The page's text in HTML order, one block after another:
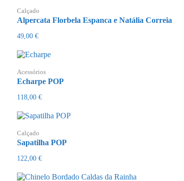
Calçado
Alpercata Florbela Espanca e Natália Correia
49,00 €
Acessórios
Echarpe POP
118,00 €
Calçado
Sapatilha POP
122,00 €